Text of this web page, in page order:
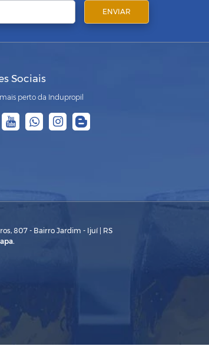
Sociais
perto da Indupropil
807 - Bairro Jardim - Ijuí | RS